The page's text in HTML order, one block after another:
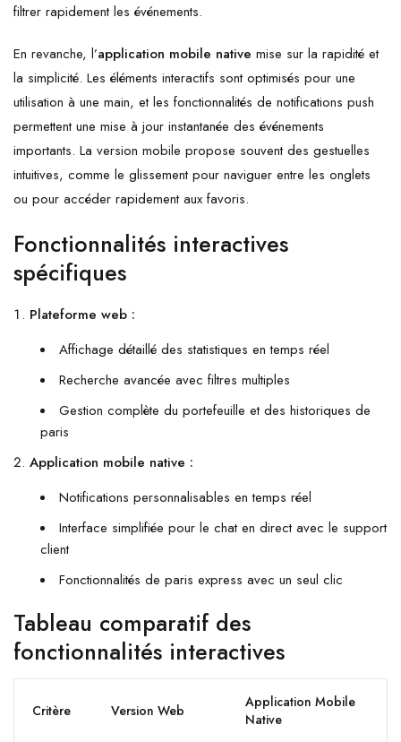
filtrer rapidement les événements.
En revanche, l’application mobile native mise sur la rapidité et
la simplicité. Les éléments interactifs sont optimisés pour une
utilisation à une main, et les fonctionnalités de notifications push
permettent une mise à jour instantanée des événements
importants. La version mobile propose souvent des gestuelles
intuitives, comme le glissement pour naviguer entre les onglets
ou pour accéder rapidement aux favoris.
Fonctionnalités interactives
spécifiques
Plateforme web :
Affichage détaillé des statistiques en temps réel
Recherche avancée avec filtres multiples
Gestion complète du portefeuille et des historiques de
paris
Application mobile native :
Notifications personnalisables en temps réel
Interface simplifiée pour le chat en direct avec le support
client
Fonctionnalités de paris express avec un seul clic
Tableau comparatif des
fonctionnalités interactives
Critère Version Web
Application Mobile
Native